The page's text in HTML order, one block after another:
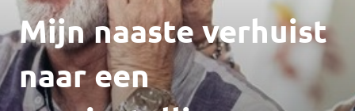
Mijn naaste verhuist
naar een